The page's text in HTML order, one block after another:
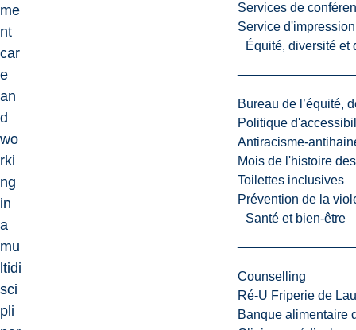
Services de
Service d'impression
Équité, diversité et
Bureau de l’équité,
Politique
Antiracisme-
Mois de l'histoire
Toilettes inclusives
Prévention de la
Santé et bien-être
Counselling
Ré-U Friperie de
Banque alimentaire
me
nt
car
e
an
d
wo
rki
ng
in
a
mu
ltidi
sci
pli